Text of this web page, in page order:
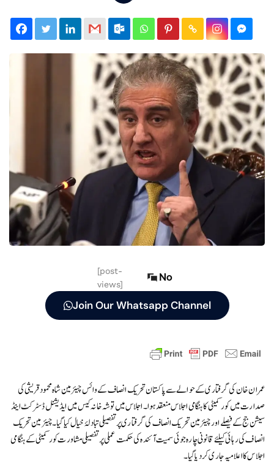
[post-
views]
No
Join Our Whatsapp Channel
عمران خان کی گرفتاری کے حوالے سےپاکستان تحریک انصاف کے وائس چیئر مین شاہ محمود قریشی کی
صدارت میں کور کمیٹی کا ہنگامی اجلاس منعقد ہوا۔ اجلاس میں توشہ خانہ کیس میں ایڈیشنل ڈسٹرکٹ اینڈ
سیشن جج کے فیصلے اور چیئر مین تحریک انصاف کی گرفتاری پر تفصیلی تبادلۂ خیال کیا گیا۔ چیئرمین تحریک
انصاف کی رہائی کیلئے قانونی چارہ جوئی سمیت آئندہ کی حکمت عملی پر تفصیلی مشاورت کور کمیٹی کے ہنگامی
اجلاس کا اعلامیہ جاری کر دیا گیا۔